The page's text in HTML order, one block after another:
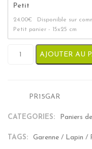
Petit
24.00€
Disponible sur
Petit panier - 15x25 cm
quantité de Paniers de
AJOUTER AU
PR15GAR
CATEGORIES: Paniers
TAGS: Garenne / Lapin /